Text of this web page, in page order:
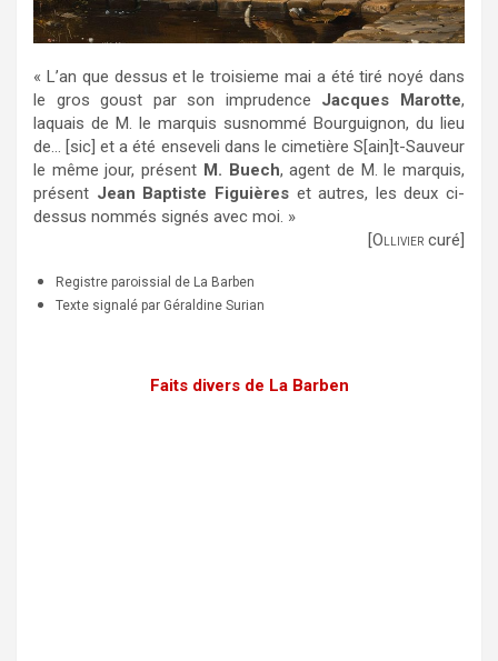
« L’an que dessus et le troisieme mai a été tiré noyé dans
le gros goust par son imprudence Jacques Marotte,
laquais de M. le marquis susnommé Bourguignon, du lieu
de… [sic] et a été enseveli dans le cimetière S[ain]t-Sauveur
le même jour, présent M. Buech, agent de M. le marquis,
présent Jean Baptiste Figuières et autres, les deux ci-
dessus nommés signés avec moi. »
[O LLIVIER curé]
Registre paroissial de La Barben
Texte signalé par Géraldine Surian
Faits divers de La Barben